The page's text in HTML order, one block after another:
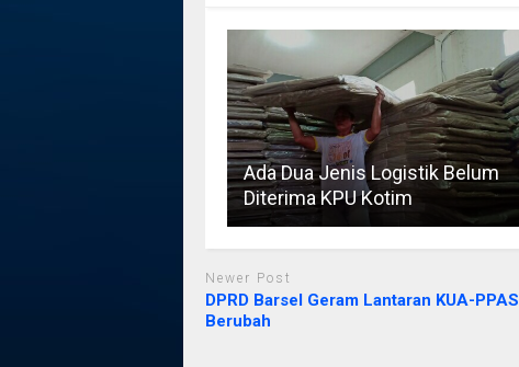
Ada Dua Jenis Logistik Belum
Diterima KPU Kotim
Newer Post
DPRD Barsel Geram Lantaran KUA-PPAS
Berubah